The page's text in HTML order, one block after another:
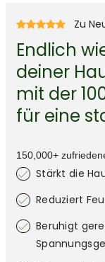
Zu
Endlich
deiner
mit der
für eine
150,000+
Stärkt die
Reduziert
Beruhigt